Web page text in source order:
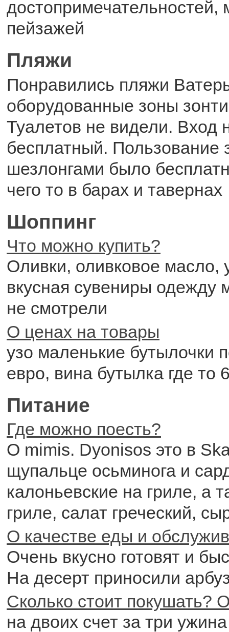
достопримечательностей,
пейзажей
Пляжи
Понравились пляжи
оборудованные зоны
Туалетов не видели. Вход
бесплатный. Пользование
шезлонгами было
чего то в барах и тавернах
Шоппинг
Что можно купить?
Оливки, оливковое масло,
вкусная сувениры одежду
не смотрели
О ценах на товары
узо маленькие бутылочки
евро, вина бутылка где то
Питание
Где можно поесть?
O mimis. Dyonisos это в
щупальце осьминога и
калоньевские на гриле, а
гриле, салат греческий,
О качестве еды и
Очень вкусно готовят и
На десерт приносили
Сколько стоит покушать?
на двоих счет за три